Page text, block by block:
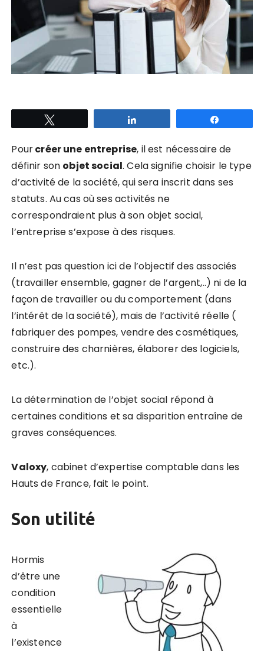
Pourcréer une entreprise, il est nécessaire de
définir son objet social. Cela signifie choisir le type
d’activité de la société, qui sera inscrit dans ses
statuts. Au cas où ses activités ne
correspondraient plus à son objet social,
l’entreprise s’expose à des risques.
Il n’est pas question ici de l’objectif des associés
(travailler ensemble, gagner de l’argent,..) ni de la
façon de travailler ou du comportement (dans
l’intérêt de la société), mais de l’activité réelle (
fabriquer des pompes, vendre des cosmétiques,
construire des charnières, élaborer des logiciels,
etc.).
La détermination de l’objet social répond à
certaines conditions et sa disparition entraîne de
graves conséquences.
Valoxy, cabinet d’expertise comptable dans les
Hauts de France, fait le point.
Son utilité
Hormis
d’être une
condition
essentielle
à
l’existence